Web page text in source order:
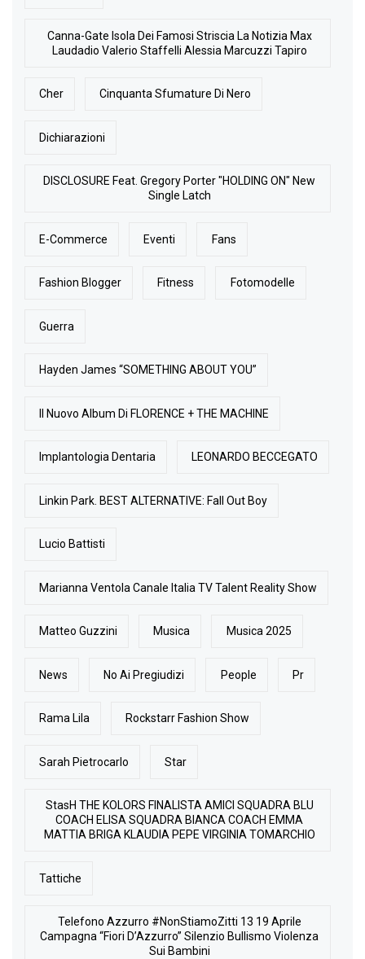
Canna-Gate Isola Dei Famosi Striscia La Notizia Max
Laudadio Valerio Staffelli Alessia Marcuzzi Tapiro
Cher Cinquanta Sfumature Di Nero
Dichiarazioni
DISCLOSURE Feat. Gregory Porter "HOLDING ON" New
Single Latch
E-Commerce Eventi Fans
Fashion Blogger Fitness Fotomodelle
Guerra
Hayden James “SOMETHING ABOUT YOU”
Il Nuovo Album Di FLORENCE + THE MACHINE
Implantologia Dentaria LEONARDO BECCEGATO
Linkin Park. BEST ALTERNATIVE: Fall Out Boy
Lucio Battisti
Marianna Ventola Canale Italia TV Talent Reality Show
Matteo Guzzini Musica Musica 2025
News No Ai Pregiudizi People Pr
Rama Lila Rockstarr Fashion Show
Sarah Pietrocarlo Star
StasH THE KOLORS FINALISTA AMICI SQUADRA BLU
COACH ELISA SQUADRA BIANCA COACH EMMA
MATTIA BRIGA KLAUDIA PEPE VIRGINIA TOMARCHIO
Tattiche
Telefono Azzurro #NonStiamoZitti 13 19 Aprile
Campagna “Fiori D’Azzurro” Silenzio Bullismo Violenza
Sui Bambini